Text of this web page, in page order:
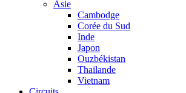
Asie
Cambodge
Corée du Sud
Inde
Japon
Ouzbékistan
Thaïlande
Vietnam